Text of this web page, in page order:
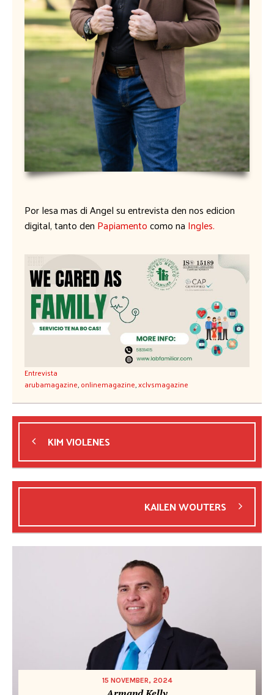
Por lesa mas di Angel su entrevista den nos edicion
digital, tanto den Papiamentocomo na Ingles.
Entrevista
arubamagazine,onlinemagazine,xclvsmagazine
KIM VIOLENES
KAILEN WOUTERS
15 NOVEMBER, 2024